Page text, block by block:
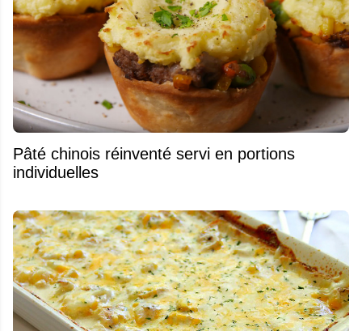
Pâté chinois réinventé servi en portions
individuelles